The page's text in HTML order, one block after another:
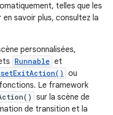
telles que les
en savoir plus, consultez la
personnalisées,
Runnable et
ou
fonctions. Le framework
sur la scène de
de transition et la